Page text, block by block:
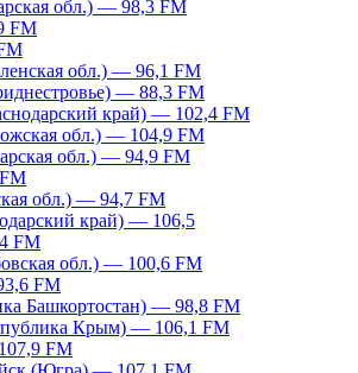
обл.) — 98,3 FM
FM
обл.) — 96,1 FM
— 88,3 FM
край) — 102,4 FM
обл.) — 104,9 FM
обл.) — 94,9 FM
обл.) — 94,7 FM
край) — 106,5
FM
обл.) — 100,6 FM
FM
Башкортостан) — 98,8 FM
Крым) — 106,1 FM
FM